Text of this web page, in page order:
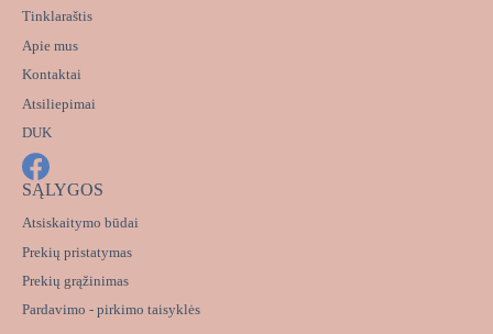
Tinklaraštis
Apie mus
Kontaktai
Atsiliepimai
DUK
SĄLYGOS
Atsiskaitymo būdai
Prekių pristatymas
Prekių grąžinimas
Pardavimo - pirkimo taisyklės